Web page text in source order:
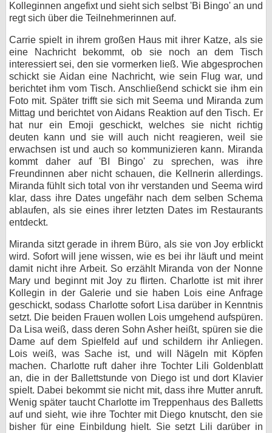
Kolleginnen angefixt und sieht sich selbst 'Bi Bingo' an und
regt sich über die Teilnehmerinnen auf.
Carrie spielt in ihrem großen Haus mit ihrer Katze, als sie
eine Nachricht bekommt, ob sie noch an dem Tisch
interessiert sei, den sie vormerken ließ. Wie abgesprochen
schickt sie Aidan eine Nachricht, wie sein Flug war, und
berichtet ihm vom Tisch. Anschließend schickt sie ihm ein
Foto mit. Später trifft sie sich mit Seema und Miranda zum
Mittag und berichtet von Aidans Reaktion auf den Tisch. Er
hat nur ein Emoji geschickt, welches sie nicht richtig
deuten kann und sie will auch nicht reagieren, weil sie
erwachsen ist und auch so kommunizieren kann. Miranda
kommt daher auf 'BI Bingo' zu sprechen, was ihre
Freundinnen aber nicht schauen, die Kellnerin allerdings.
Miranda fühlt sich total von ihr verstanden und Seema wird
klar, dass ihre Dates ungefähr nach dem selben Schema
ablaufen, als sie eines ihrer letzten Dates im Restaurants
entdeckt.
Miranda sitzt gerade in ihrem Büro, als sie von Joy erblickt
wird. Sofort will jene wissen, wie es bei ihr läuft und meint
damit nicht ihre Arbeit. So erzählt Miranda von der Nonne
Mary und beginnt mit Joy zu flirten. Charlotte ist mit ihrer
Kollegin in der Galerie und sie haben Lois eine Anfrage
geschickt, sodass Charlotte sofort Lisa darüber in Kenntnis
setzt. Die beiden Frauen wollen Lois umgehend aufspüren.
Da Lisa weiß, dass deren Sohn Asher heißt, spüren sie die
Dame auf dem Spielfeld auf und schildern ihr Anliegen.
Lois weiß, was Sache ist, und will Nägeln mit Köpfen
machen. Charlotte ruft daher ihre Tochter Lili Goldenblatt
an, die in der Ballettstunde von Diego ist und dort Klavier
spielt. Dabei bekommt sie nicht mit, dass ihre Mutter anruft.
Wenig später taucht Charlotte im Treppenhaus des Balletts
auf und sieht, wie ihre Tochter mit Diego knutscht, den sie
bisher für eine Einbildung hielt. Sie setzt Lili darüber in